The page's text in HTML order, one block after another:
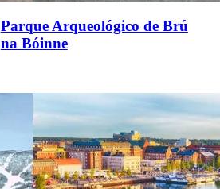
Parque Arqueológico de Brú
na Bóinne